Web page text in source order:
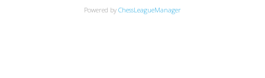
Powered by ChessLeagueManager